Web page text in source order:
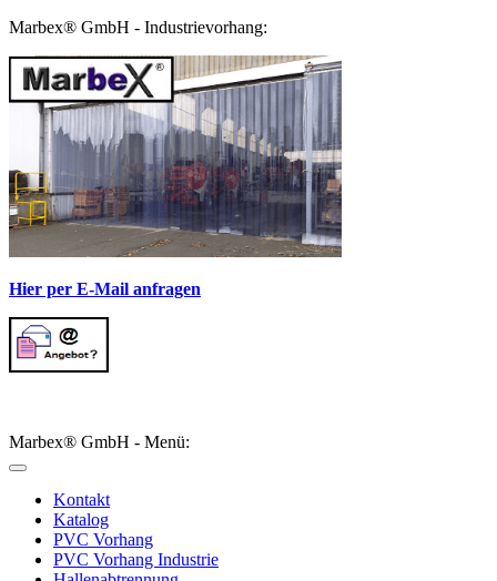
Marbex® GmbH - Industrievorhang:
Hier per E-Mail anfragen
Marbex® GmbH - Menü:
Kontakt
Katalog
PVC Vorhang
PVC Vorhang Industrie